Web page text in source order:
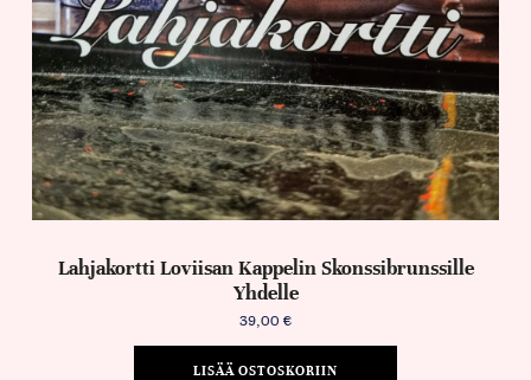
Lahjakortti Loviisan Kappelin Skonssibrunssille
Yhdelle
39,00 €
LISÄÄ OSTOSKORIIN